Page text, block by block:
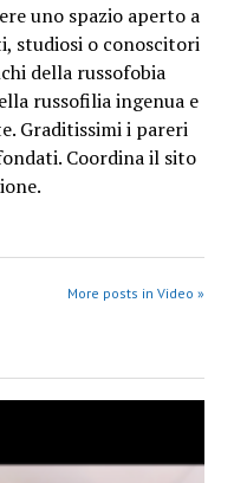
uno spazio aperto a
studiosi o conoscitori
della russofobia
russofilia ingenua e
Graditissimi i pareri
Coordina il sito
More posts in Video »